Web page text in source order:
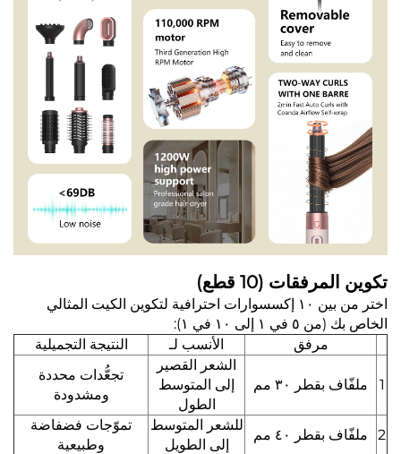
تكوين المرفقات (10 قطع)
اختر من بين ١٠ إكسسوارات احترافية لتكوين الكيت المثالي
الخاص بك (من ٥ في ١ إلى ١٠ في ١):
مرفق
الأنسب لـ النتيجة التجميلية
1 ملفّاف بقطر ٣٠ مم
الشعر القصير
إلى المتوسط
الطول
تجعُّدات محددة
ومشدودة
2 ملفّاف بقطر ٤٠ مم
للشعر المتوسط
إلى الطويل
تموّجات فضفاضة
وطبيعية